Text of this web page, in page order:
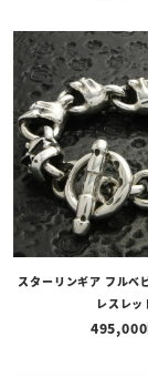
スターリンギア フルベ
レスレッ
495,000